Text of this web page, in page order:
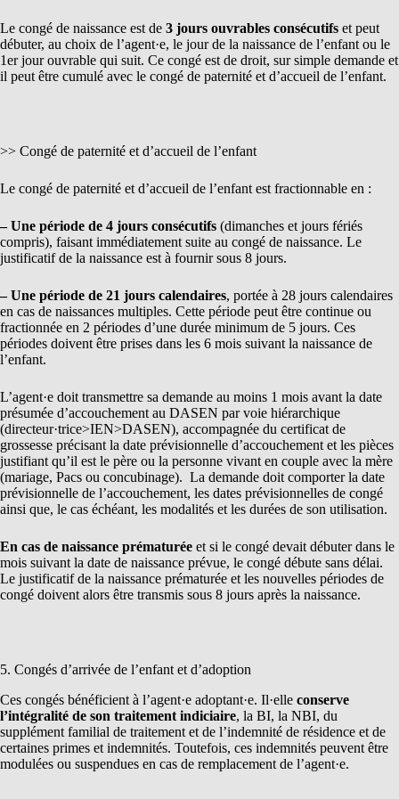
Le congé de naissance est de 3 jours ouvrables consécutifs et peut
débuter, au choix de l’agent·e, le jour de la naissance de l’enfant ou le
1er jour ouvrable qui suit. Ce congé est de droit, sur simple demande et
il peut être cumulé avec le congé de paternité et d’accueil de l’enfant.
>> Congé de paternité et d’accueil de l’enfant
Le congé de paternité et d’accueil de l’enfant est fractionnable en :
– Une période de 4 jours consécutifs (dimanches et jours fériés
compris), faisant immédiatement suite au congé de naissance. Le
justificatif de la naissance est à fournir sous 8 jours.
– Une période de 21 jours calendaires, portée à 28 jours calendaires
en cas de naissances multiples. Cette période peut être continue ou
fractionnée en 2 périodes d’une durée minimum de 5 jours. Ces
périodes doivent être prises dans les 6 mois suivant la naissance de
l’enfant.
L’agent·e doit transmettre sa demande au moins 1 mois avant la date
présumée d’accouchement au DASEN par voie hiérarchique
(directeur·trice>IEN>DASEN), accompagnée du certificat de
grossesse précisant la date prévisionnelle d’accouchement et les pièces
justifiant qu’il est le père ou la personne vivant en couple avec la mère
(mariage, Pacs ou concubinage). La demande doit comporter la date
prévisionnelle de l’accouchement, les dates prévisionnelles de congé
ainsi que, le cas échéant, les modalités et les durées de son utilisation.
En cas de naissance prématurée et si le congé devait débuter dans le
mois suivant la date de naissance prévue, le congé débute sans délai.
Le justificatif de la naissance prématurée et les nouvelles périodes de
congé doivent alors être transmis sous 8 jours après la naissance.
5. Congés d’arrivée de l’enfant et d’adoption
Ces congés bénéficient à l’agent·e adoptant·e. Il·elle conserve
l’intégralité de son traitement indiciaire, la BI, la NBI, du
supplément familial de traitement et de l’indemnité de résidence et de
certaines primes et indemnités. Toutefois, ces indemnités peuvent être
modulées ou suspendues en cas de remplacement de l’agent·e.